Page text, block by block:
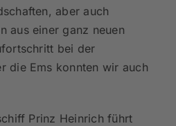
aber auch
aus einer ganz neuen
bei der
die Ems konnten wir auch
Prinz Heinrich führt